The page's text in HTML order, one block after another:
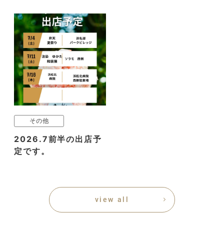
その他
2026.7前半の出店予
定です。
view all